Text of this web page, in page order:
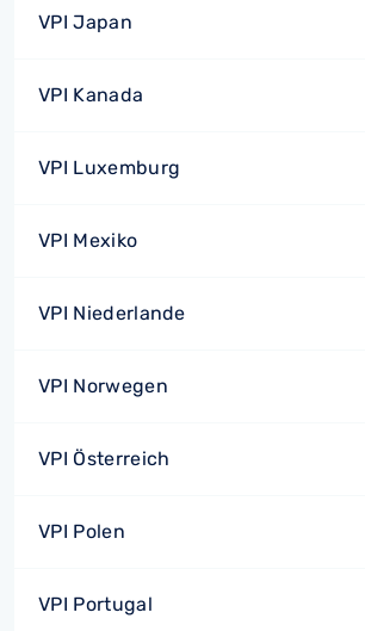
VPI Japan
VPI Kanada
VPI Luxemburg
VPI Mexiko
VPI Niederlande
VPI Norwegen
VPI Österreich
VPI Polen
VPI Portugal